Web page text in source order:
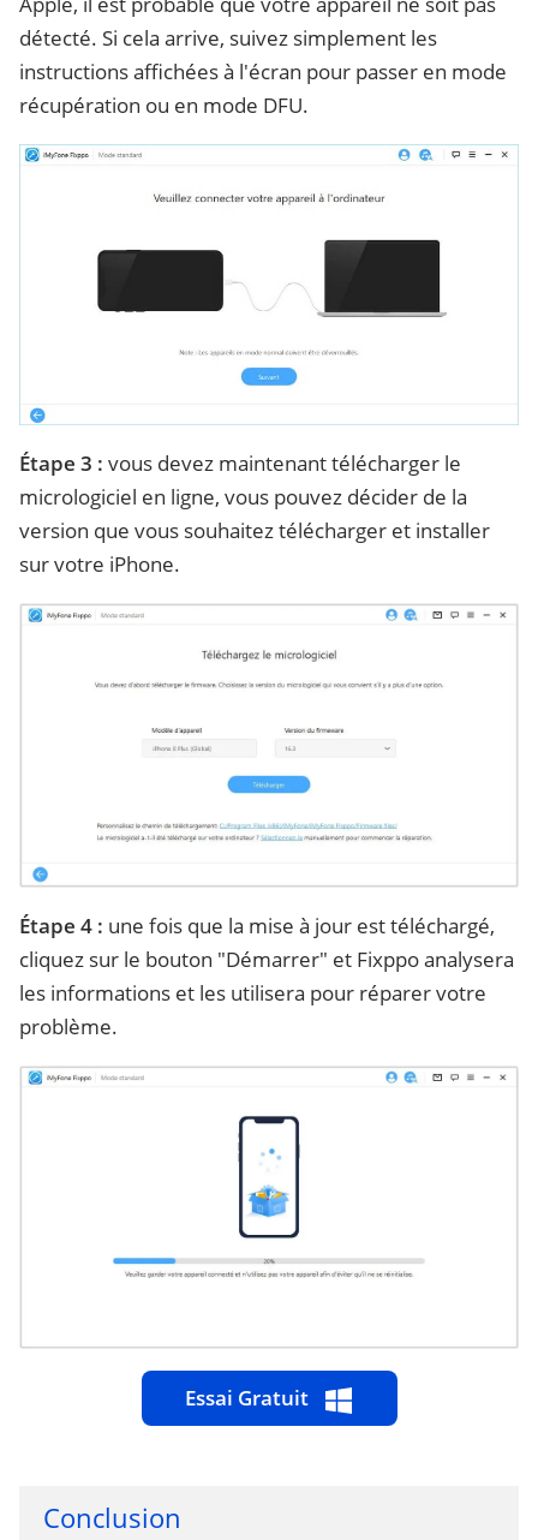
détecté. Si cela arrive, suivez simplement les
instructions affichées à l'écran pour passer en mode
récupération ou en mode DFU.
Étape 3 : vous devez maintenant télécharger le
micrologiciel en ligne, vous pouvez décider de la
version que vous souhaitez télécharger et installer
sur votre iPhone.
Étape 4 : une fois que la mise à jour est téléchargé,
cliquez sur le bouton "Démarrer" et Fixppo analysera
les informations et les utilisera pour réparer votre
problème.
Essai Gratuit
Conclusion